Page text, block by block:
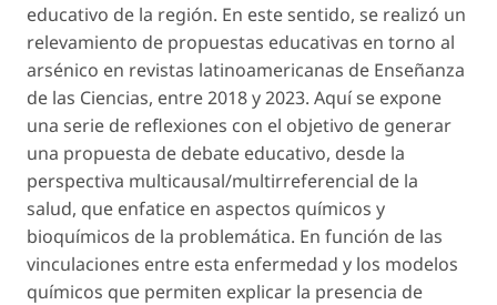
educativo de la región. En este sentido, se realizó un
relevamiento de propuestas educativas en torno al
arsénico en revistas latinoamericanas de Enseñanza
de las Ciencias, entre 2018 y 2023. Aquí se expone
una serie de reflexiones con el objetivo de generar
una propuesta de debate educativo, desde la
perspectiva multicausal/multirreferencial de la
salud, que enfatice en aspectos químicos y
bioquímicos de la problemática. En función de las
vinculaciones entre esta enfermedad y los modelos
químicos que permiten explicar la presencia de